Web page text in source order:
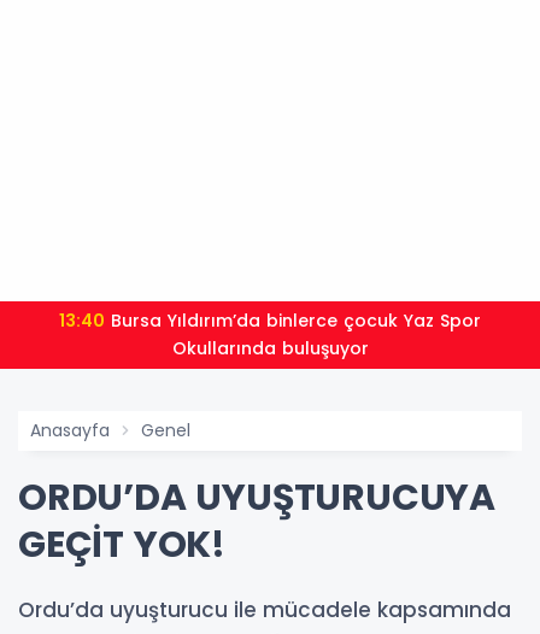
13:40
Okullarında buluşuyor
Anasayfa Genel
ORDU’DA UYUŞTURUCUYA
GEÇİT YOK!
Ordu’da uyuşturucu ile mücadele kapsamında